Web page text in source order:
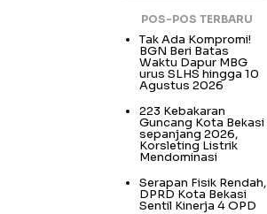
POS-POS TERBARU
Tak Ada Kompromi!
BGN Beri Batas
Waktu Dapur MBG
urus SLHS hingga 10
Agustus 2026
223 Kebakaran
Guncang Kota Bekasi
sepanjang 2026,
Korsleting Listrik
Mendominasi
Serapan Fisik Rendah,
DPRD Kota Bekasi
Sentil Kinerja 4 OPD